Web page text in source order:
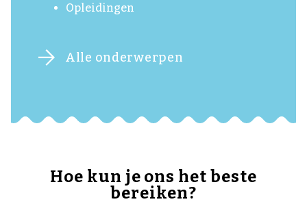
Opleidingen
Alle onderwerpen
Hoe kun je ons het beste
bereiken?